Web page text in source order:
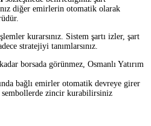
diğer emirlerin otomatik olarak
kurarsınız. Sistem şartı izler, şart
stratejiyi tanımlarsınız.
borsada görünmez, Osmanlı Yatırım
bağlı emirler otomatik devreye girer
sembollerde zincir kurabilirsiniz